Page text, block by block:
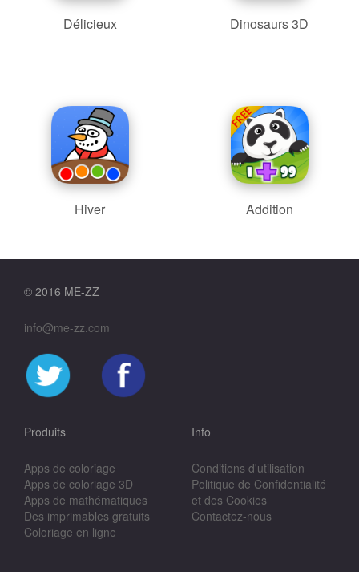
Délicieux Dinosaurs 3D
Hiver Addition
© 2016 ME-ZZ
info@me-zz.com
Produits
Apps de coloriage
Apps de coloriage 3D
Apps de mathématiques
Des imprimables gratuits
Coloriage en ligne
Info
Conditions d'utilisation
Politique de Confidentialité
et des Cookies
Contactez-nous